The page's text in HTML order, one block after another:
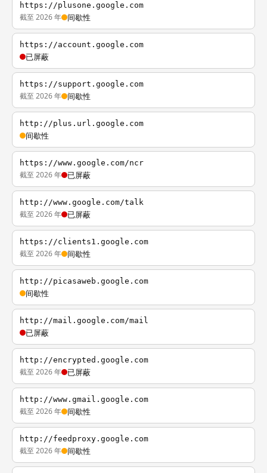
https://plusone.google.com
截至 2026 年 间歇性
https://account.google.com
已屏蔽
https://support.google.com
截至 2026 年 间歇性
http://plus.url.google.com
间歇性
https://www.google.com/ncr
截至 2026 年 已屏蔽
http://www.google.com/talk
截至 2026 年 已屏蔽
https://clients1.google.com
截至 2026 年 间歇性
http://picasaweb.google.com
间歇性
http://mail.google.com/mail
已屏蔽
http://encrypted.google.com
截至 2026 年 已屏蔽
http://www.gmail.google.com
截至 2026 年 间歇性
http://feedproxy.google.com
截至 2026 年 间歇性